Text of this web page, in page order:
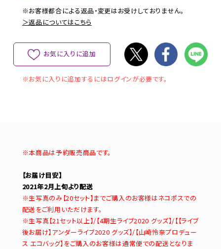
※お客様都合による返品・変更はお受けしておりません。
＞返品についてはこちら
お気に入りに追加
※お気に入りに追加するにはログインが必要です。
※本商品は予約販売商品です。
【お届け目安】
2021年2月上旬より配送
※生写真のみ【20セット】までご購入のお客様はネコポスでの
配送をご利用いただけます。
※生写真【21セット以上】/【4期生ライブ2020 グッズ】/【【ライブ
後お届け】アンダーライブ2020 グッズ】/【山崎怜奈プロデュー
ス エコバッグ】をご購入のお客様は通常便での配送となりま